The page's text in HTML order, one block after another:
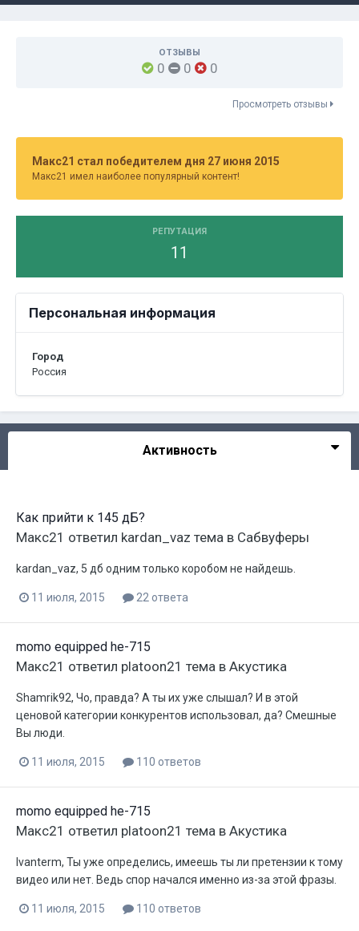
ОТЗЫВЫ
0 0 0
Просмотреть отзывы
Макс21 стал победителем дня 27 июня 2015
Макс21 имел наиболее популярный контент!
РЕПУТАЦИЯ
11
Персональная информация
Город
Россия
Активность
Как прийти к 145 дБ?
Макс21 ответил kardan_vaz тема в Сабвуферы
kardan_vaz, 5 дб одним только коробом не найдешь.
11 июля, 2015 22 ответа
momo equipped he-715
Макс21 ответил platoon21 тема в Акустика
Shamrik92, Чо, правда? А ты их уже слышал? И в этой
ценовой категории конкурентов использовал, да? Смешные
Вы люди.
11 июля, 2015 110 ответов
momo equipped he-715
Макс21 ответил platoon21 тема в Акустика
Ivanterm, Ты уже определись, имеешь ты ли претензии к тому
видео или нет. Ведь спор начался именно из-за этой фразы.
11 июля, 2015 110 ответов